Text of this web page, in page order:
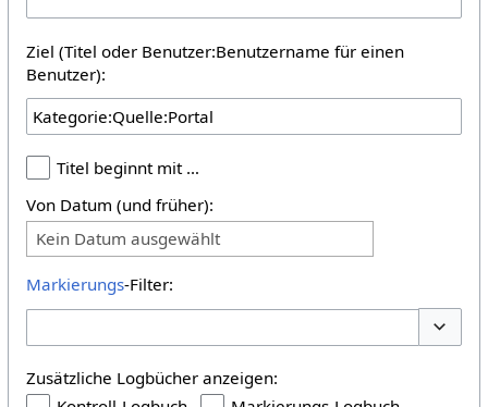
Ziel (Titel oder Benutzer:Benutzername für einen
Benutzer):
Titel beginnt mit …
Von Datum (und früher):
Kein Datum ausgewählt
Markierungs-Filter:
Zusätzliche Logbücher anzeigen: